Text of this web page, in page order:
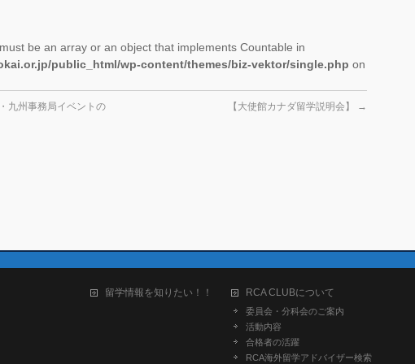
be an array or an object that implements Countable in
public_html/wp-content/themes/biz-vektor/single.php on
九州事務局イベントの
【大使館カナダ留学説明会】 →
留学情報を知りたい！！ RCA CLUBについて
委員会・分科会のご案内
活動内容
合格者の活躍
RCA海外留学アドバイザー検索